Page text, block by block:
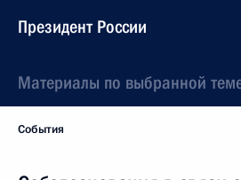
Президент России
Материалы по выбранной
События